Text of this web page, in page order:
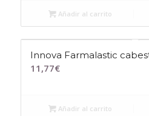
Añadir al carrito
Innova Farmalastic
11,77€
Añadir al carrito